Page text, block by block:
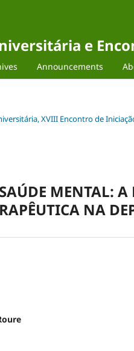
e
Announcements
XVIII Encontro de
MENTAL:
NA